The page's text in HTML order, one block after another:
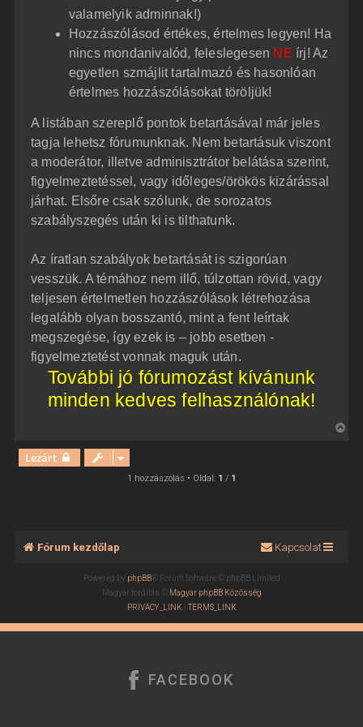
valamelyik adminnak!)
Hozzászólásod értékes, értelmes legyen! Ha
nincs mondanivalód, feleslegesen NE írj! Az
egyetlen szmájlit tartalmazó és hasonlóan
értelmes hozzászólásokat töröljük!
A listában szereplő pontok betartásával már jeles
tagja lehetsz fórumunknak. Nem betartásuk viszont
a moderátor, illetve adminisztrátor belátása szerint,
figyelmeztetéssel, vagy időleges/örökös kizárással
járhat. Elsőre csak szólunk, de sorozatos
szabályszegés után ki is tilthatunk.
Az íratlan szabályok betartását is szigorúan
vesszük. A témához nem illő, túlzottan rövid, vagy
teljesen értelmetlen hozzászólások létrehozása
legalább olyan bosszantó, mint a fent leírtak
megszegése, így ezek is – jobb esetben -
figyelmeztetést vonnak maguk után.
További jó fórumozást kívánunk
minden kedves felhasználónak!
é
Lezárt
1 hozzászólás • Oldal: 1 / 1
Fórum kezdőlap Kapcsolat
Powered by phpBB® Forum Software © phpBB Limited
Magyar fordítás © Magyar phpBB Közösség
PRIVACY_LINK |TERMS_LINK
FACEBOOK